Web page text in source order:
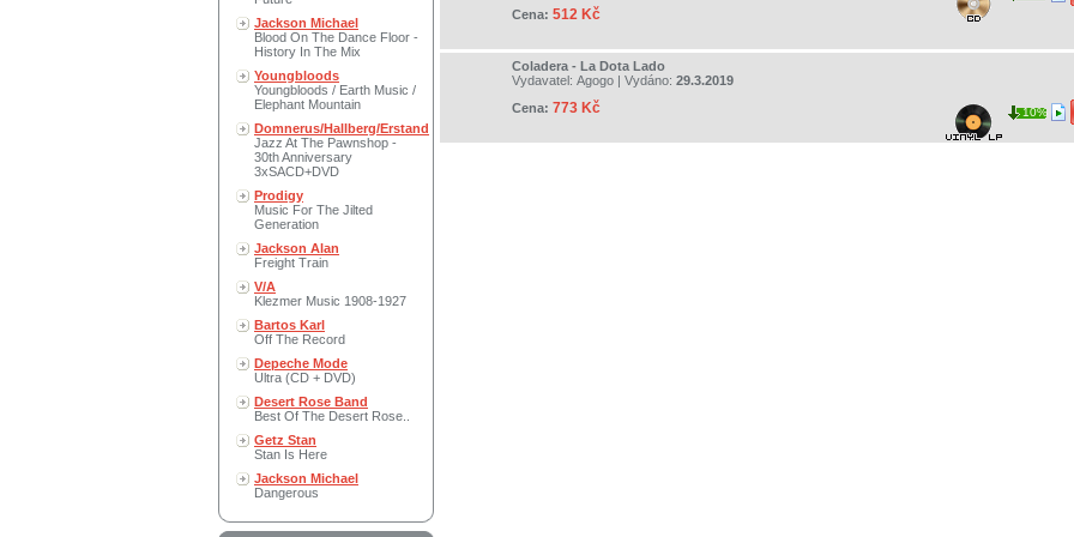
Jackson Michael
Blood On The Dance Floor -
History In The Mix
Youngbloods
Youngbloods / Earth Music /
Elephant Mountain
Domnerus/Hallberg/Erstand
Jazz At The Pawnshop -
30th Anniversary
3xSACD+DVD
Prodigy
Music For The Jilted
Generation
Jackson Alan
Freight Train
V/A
Klezmer Music 1908-1927
Bartos Karl
Off The Record
Depeche Mode
Ultra (CD + DVD)
Desert Rose Band
Best Of The Desert Rose..
Getz Stan
Stan Is Here
Jackson Michael
Dangerous
Cena: 512 Kč
Coladera - La Dota Lado
Vydavatel: Agogo | Vydáno: 29.3.2019
Cena: 773 Kč 10%